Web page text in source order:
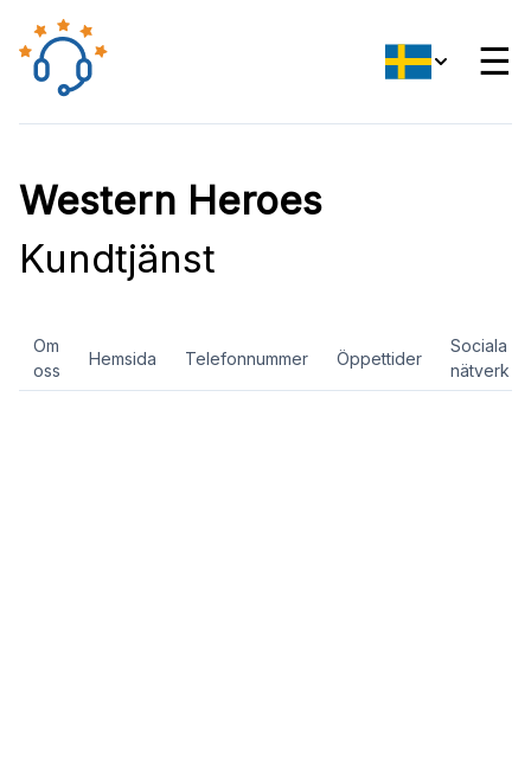
☰
Western Heroes
Kundtjänst
Om
oss
Hemsida Telefonnummer Öppettider
Sociala
nätverk